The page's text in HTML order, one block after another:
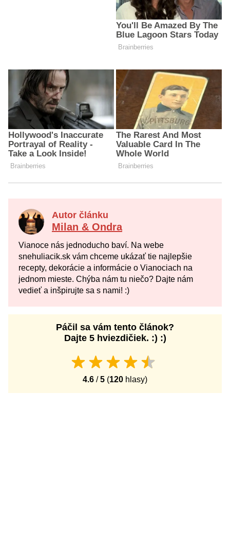
Autor článku
Milan & Ondra
Vianoce nás jednoducho baví. Na webe
snehuliacik.sk vám chceme ukázať tie najlepšie
recepty, dekorácie a informácie o Vianociach na
jednom mieste. Chýba nám tu niečo? Dajte nám
vedieť a inšpirujte sa s nami! :)
Páčil sa vám tento článok?
Dajte 5 hviezdičiek. :) :)
4.6 /5 (120 hlasy)